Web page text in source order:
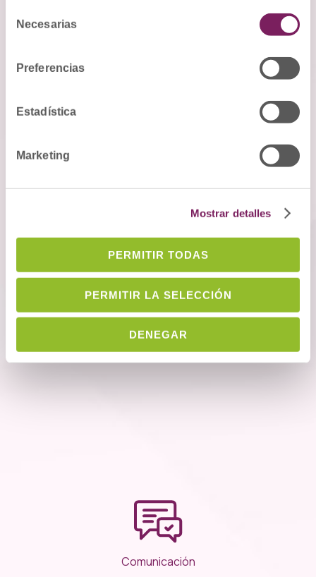
Necesarias
Preferencias
Estadística
Marketing
Mostrar detalles
PERMITIR TODAS
PERMITIR LA SELECCIÓN
DENEGAR
Seguimiento Farmacoterapéutico
Comunicación